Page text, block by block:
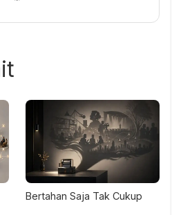
Bertahan Saja Tak Cukup